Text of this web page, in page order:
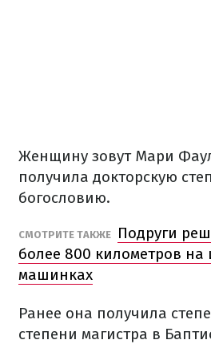
Женщину зовут Мари
получила докторскую
богословию.
СМОТРИТЕ ТАКЖЕ
Подруги
более 800 километров
машинках
Ранее она получила
степени магистра в